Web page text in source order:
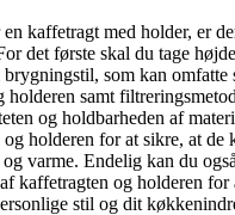
kaffetragt med holder, er
det første skal du tage
som kan omfatte
holderen samt
og holdbarheden af
holderen for at sikre, at de
varme. Endelig kan du
​​kaffetragten og holderen for
stil og dit